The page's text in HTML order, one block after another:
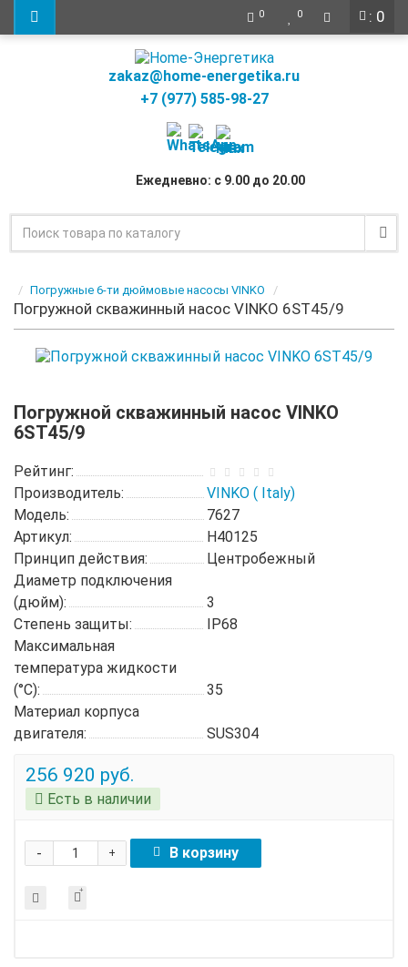
: 0
0 0
zakaz@home-energetika.ru
+7 (977) 585-98-27
Ежедневно: с 9.00 до 20.00
Погружные 6-ти дюймовые насосы VINKO
Погружной скважинный насос VINKO 6ST45/9
Погружной скважинный насос VINKO
6ST45/9
Рейтинг:
Производитель:
VINKO ( Italy)
Модель:
7627
Артикул:
H40125
Принцип действия:
Центробежный
Диаметр подключения
(дюйм):
3
Степень защиты:
IP68
Максимальная
температура жидкости
(°C):
35
Материал корпуса
двигателя:
SUS304
256 920 руб.
Есть в наличии
+
- В корзину